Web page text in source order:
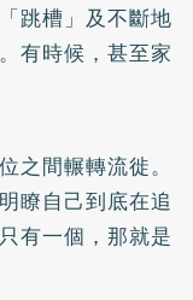
跳槽」及不斷地
有時候，甚至家
之間輾轉流徙。
瞭自己到底在追
有一個，那就是